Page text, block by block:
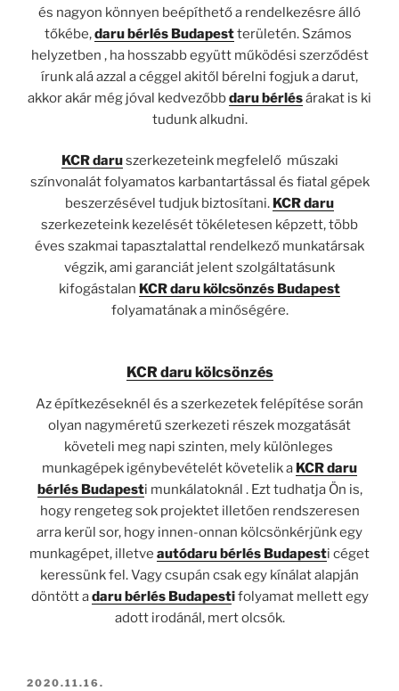
és nagyon könnyen beépíthető a rendelkezésre álló
tőkébe,daru bérlés Budapestterületén. Számos
helyzetben , ha hosszabb együtt működési szerződést
írunk alá azzal a céggel akitől bérelni fogjuk a darut,
akkor akár még jóval kedvezőbbdaru bérlésárakat is ki
tudunk alkudni.
KCR daruszerkezeteink megfelelő műszaki
színvonalát folyamatos karbantartással és fiatal gépek
beszerzésével tudjuk biztosítani. KCR daru
szerkezeteink kezelését tökéletesen képzett, több
éves szakmai tapasztalattal rendelkező munkatársak
végzik, ami garanciát jelent szolgáltatásunk
kifogástalan KCR daru kölcsönzés Budapest
folyamatának a minőségére.
KCR daru kölcsönzés
Az építkezéseknél és a szerkezetek felépítése során
olyan nagyméretű szerkezeti részek mozgatását
követeli meg napi szinten, mely különleges
munkagépek igénybevételét követelik a KCR daru
bérlés Budapesti munkálatoknál . Ezt tudhatja Ön is,
hogy rengeteg sok projektet illetően rendszeresen
arra kerül sor, hogy innen-onnan kölcsönkérjünk egy
munkagépet, illetve autódaru bérlés Budapesti céget
keressünk fel. Vagy csupán csak egy kínálat alapján
döntött adaru bérlés Budapestifolyamat mellett egy
adott irodánál, mert olcsók.
BEKÜLDVE:
2020.11.16.